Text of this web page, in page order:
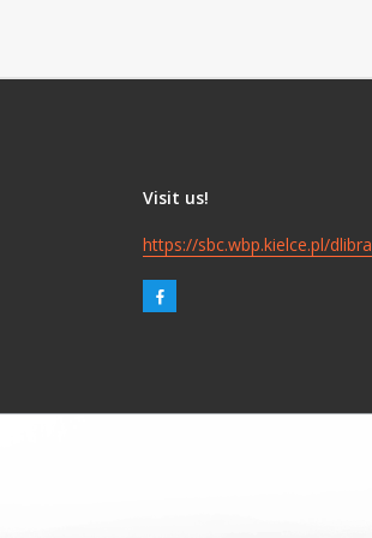
Visit us!
https://sbc.wbp.kielce.pl/dlibra